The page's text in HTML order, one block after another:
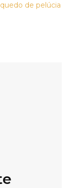
de pelúcia